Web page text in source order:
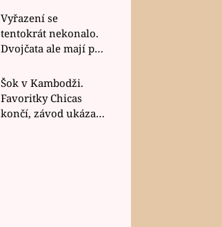
rychlé recepty
Vyřazení se
tentokrát nekonalo.
Dvojčata ale mají po
závodu nůž na krku
Šok v Kambodži.
Favoritky Chicas
končí, závod ukázal